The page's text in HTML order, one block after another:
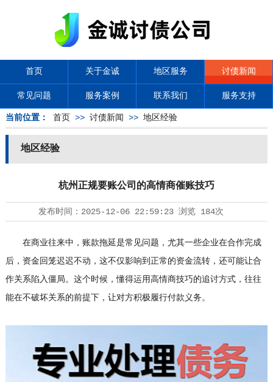
首页 关于金诚 地区服务 讨债新闻
常见问题 服务案例 联系我们 服务支持
当前位置： 首页 >> 讨债新闻 >> 地区经验
地区经验
杭州正规要账公司的高情商催账技巧
发布时间： 2025-12-06 22:59:23浏览 184次
在商业往来中，账款拖延是常见问题，尤其一些企业在合作完成
后，资金回笼迟迟不动，这不仅影响到正常的资金流转，还可能让合
作关系陷入僵局。这个时候，懂得运用高情商技巧的追讨方式，往往
能在不破坏关系的前提下，让对方积极履行付款义务。